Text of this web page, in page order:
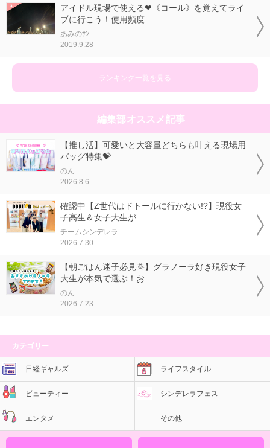
アイドル現場で使える❤《コール》を覚えてライ
ブに行こう！使用頻度...
あみのｻﾝ
2019.9.28
ランキング一覧を見る
編集部オススメ記事
【推し活】可愛いと大容量どちらも叶える現場用
バッグ特集💝
のん
2026.8.6
確認中【Z世代はドトールに行かない!?】現役女
子高生＆女子大生が...
チームシンデレラ
2026.7.30
【朝ごはん迷子必見🌞】グラノーラ好き現役女子
大生が本気で選ぶ！お...
のん
2026.7.23
カテゴリー
日経ギャルズ ライフスタイル
ビューティー シンデレラフェス
エンタメ その他